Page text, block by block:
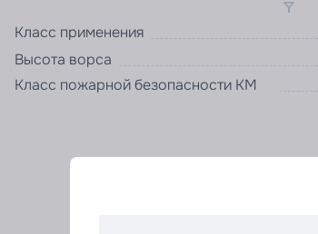
Класс применения
Высота ворса
Класс пожарной безопасности КМ